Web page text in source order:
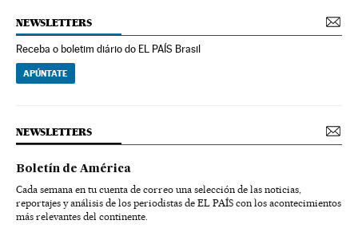
NEWSLETTERS
Receba o boletim diário do EL PAÍS Brasil
APÚNTATE
NEWSLETTERS
Boletín de América
Cada semana en tu cuenta de correo una selección de las noticias,
reportajes y análisis de los periodistas de EL PAÍS con los acontecimientos
más relevantes del continente.